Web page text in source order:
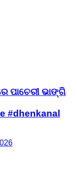
ପାଚେରୀ ଭାଙ୍ଗି
#dhenkanal